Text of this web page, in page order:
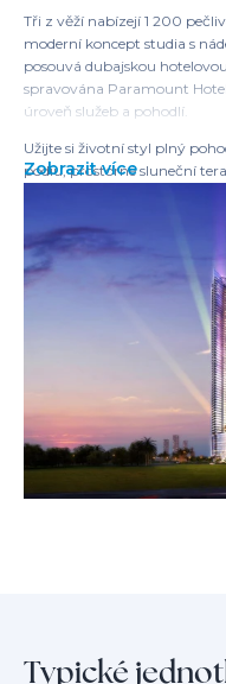
Tři z věží nabízejí 1 200
moderní koncept studia s
posouvá dubajskou
spravována Paramount
úroveň služeb a pohodlí.
Užijte si životní styl plný
podiu, prostorné sluneční
adresou.
Rezidenti i hosté mají
špičkových fitness prostor,
wellness možnosti až po
osmi patrech. Zažijte novou
každý den premiérou něčeho
Zobrazit více
Typické